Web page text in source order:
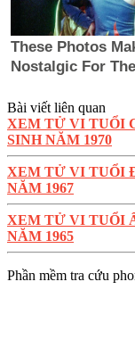
Bài viết liên quan
XEM TỬ VI TUỔI
SINH NĂM 1970
XEM TỬ VI TUỔI
NĂM 1967
XEM TỬ VI TUỔI
NĂM 1965
Phần mềm tra cứu